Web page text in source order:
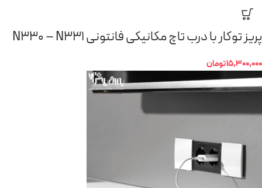
پریز توکار با درب تاچ مکانیکی فانتونی N330 – N331
15,300,000تومان